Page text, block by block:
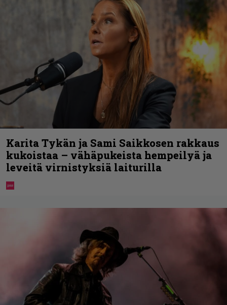
Karita Tykän ja Sami Saikkosen rakkaus
kukoistaa – vähäpukeista hempeilyä ja
leveitä virnistyksiä laiturilla